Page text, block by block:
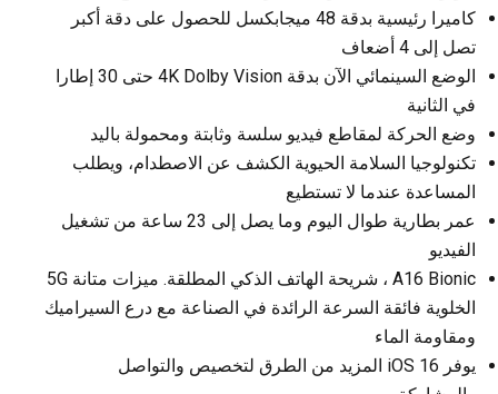
كاميرا رئيسية بدقة 48 ميجابكسل للحصول على دقة أكبر
تصل إلى 4 أضعاف
الوضع السينمائي الآن بدقة 4K Dolby Vision حتى 30 إطارا
في الثانية
وضع الحركة لمقاطع فيديو سلسة وثابتة ومحمولة باليد
تكنولوجيا السلامة الحيوية الكشف عن الاصطدام، ويطلب
المساعدة عندما لا تستطيع
عمر بطارية طوال اليوم وما يصل إلى 23 ساعة من تشغيل
الفيديو
A16 Bionic ، شريحة الهاتف الذكي المطلقة. ميزات متانة 5G
الخلوية فائقة السرعة الرائدة في الصناعة مع درع السيراميك
ومقاومة الماء
يوفر iOS 16 المزيد من الطرق لتخصيص والتواصل